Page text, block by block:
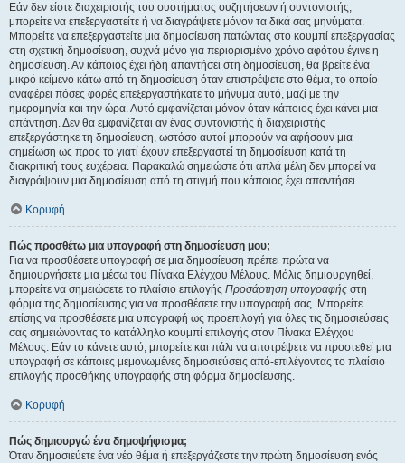
Εάν δεν είστε διαχειριστής του συστήματος συζητήσεων ή συντονιστής,
μπορείτε να επεξεργαστείτε ή να διαγράψετε μόνον τα δικά σας μηνύματα.
Μπορείτε να επεξεργαστείτε μια δημοσίευση πατώντας στο κουμπί επεξεργασίας
στη σχετική δημοσίευση, συχνά μόνο για περιορισμένο χρόνο αφότου έγινε η
δημοσίευση. Αν κάποιος έχει ήδη απαντήσει στη δημοσίευση, θα βρείτε ένα
μικρό κείμενο κάτω από τη δημοσίευση όταν επιστρέψετε στο θέμα, το οποίο
αναφέρει πόσες φορές επεξεργαστήκατε το μήνυμα αυτό, μαζί με την
ημερομηνία και την ώρα. Αυτό εμφανίζεται μόνον όταν κάποιος έχει κάνει μια
απάντηση. Δεν θα εμφανίζεται αν ένας συντονιστής ή διαχειριστής
επεξεργάστηκε τη δημοσίευση, ωστόσο αυτοί μπορούν να αφήσουν μια
σημείωση ως προς το γιατί έχουν επεξεργαστεί τη δημοσίευση κατά τη
διακριτική τους ευχέρεια. Παρακαλώ σημειώστε ότι απλά μέλη δεν μπορεί να
διαγράψουν μια δημοσίευση από τη στιγμή που κάποιος έχει απαντήσει.
Κορυφή
Πώς προσθέτω μια υπογραφή στη δημοσίευση μου;
Για να προσθέσετε υπογραφή σε μια δημοσίευση πρέπει πρώτα να
δημιουργήσετε μια μέσω του Πίνακα Ελέγχου Μέλους. Μόλις δημιουργηθεί,
μπορείτε να σημειώσετε το πλαίσιο επιλογής Προσάρτηση υπογραφής στη
φόρμα της δημοσίευσης για να προσθέσετε την υπογραφή σας. Μπορείτε
επίσης να προσθέσετε μια υπογραφή ως προεπιλογή για όλες τις δημοσιεύσεις
σας σημειώνοντας το κατάλληλο κουμπί επιλογής στον Πίνακα Ελέγχου
Μέλους. Εάν το κάνετε αυτό, μπορείτε και πάλι να αποτρέψετε να προστεθεί μια
υπογραφή σε κάποιες μεμονωμένες δημοσιεύσεις από-επιλέγοντας το πλαίσιο
επιλογής προσθήκης υπογραφής στη φόρμα δημοσίευσης.
Κορυφή
Πώς δημιουργώ ένα δημοψήφισμα;
Όταν δημοσιεύετε ένα νέο θέμα ή επεξεργάζεστε την πρώτη δημοσίευση ενός